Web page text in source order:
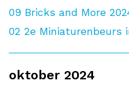
09 Bricks and More
02 2e Miniaturenbeurs
oktober 2024